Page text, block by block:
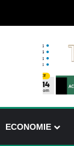
ECONOMIE